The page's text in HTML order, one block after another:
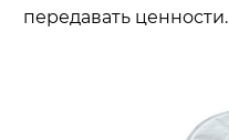
передавать ценности.